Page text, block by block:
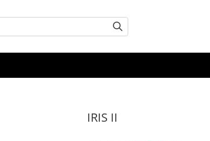
IRIS II